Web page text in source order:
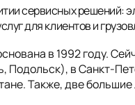
сервисных решений:
для клиентов и
в 1992 году.
Подольск), в Санкт-
Также, две